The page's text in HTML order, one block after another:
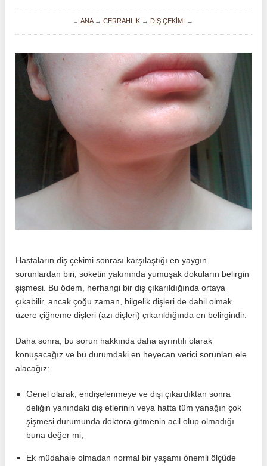
≡ ANA→ CERRAHLIK→ DIŞ ÇEKIMI →
Hastaların diş çekimi sonrası karşılaştığı en yaygın
sorunlardan biri, soketin yakınında yumuşak dokuların belirgin
şişmesi. Bu ödem, herhangi bir diş çıkarıldığında ortaya
çıkabilir, ancak çoğu zaman, bilgelik dişleri de dahil olmak
üzere çiğneme dişleri (azı dişleri) çıkarıldığında en belirgindir.
Daha sonra, bu sorun hakkında daha ayrıntılı olarak
konuşacağız ve bu durumdaki en heyecan verici sorunları ele
alacağız:
Genel olarak, endişelenmeye ve dişi çıkardıktan sonra
deliğin yanındaki diş etlerinin veya hatta tüm yanağın çok
şişmesi durumunda doktora gitmenin acil olup olmadığı
buna değer mi;
Ek müdahale olmadan normal bir yaşamı önemli ölçüde